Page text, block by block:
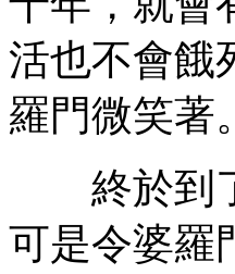
活也不會餓
羅門微笑著。
終於到了
可是令婆羅